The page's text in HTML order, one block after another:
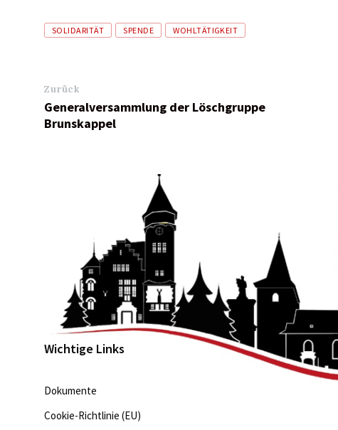
Tags
SOLIDARITÄT SPENDE WOHLTÄTIGKEIT
Zurück
Generalversammlung der Löschgruppe
Brunskappel
Wichtige Links
Dokumente
Cookie-Richtlinie (EU)